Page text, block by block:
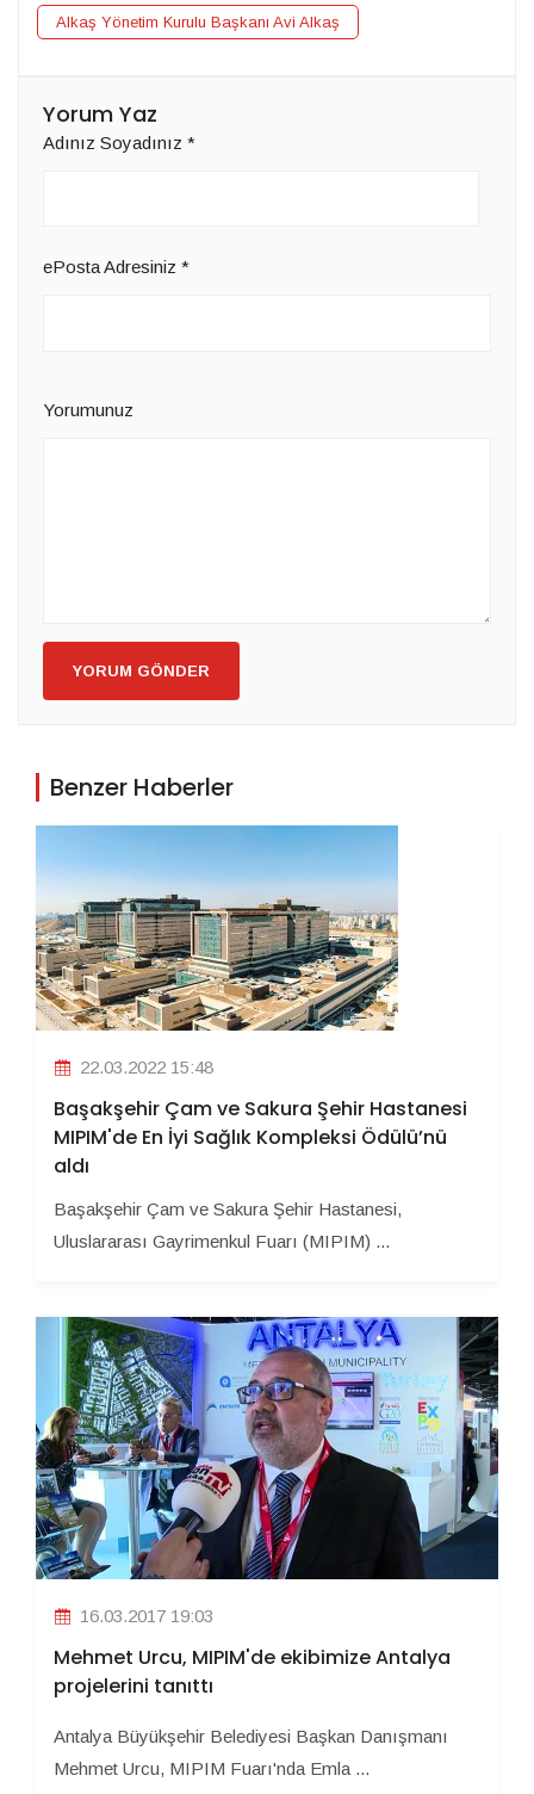
Alkaş Yönetim Kurulu Başkanı Avi Alkaş
Yorum Yaz
Adınız Soyadınız *
ePosta Adresiniz *
Yorumunuz
YORUM GÖNDER
Benzer Haberler
22.03.2022 15:48
Başakşehir Çam ve Sakura Şehir Hastanesi
MIPIM'de En İyi Sağlık Kompleksi Ödülü’nü
aldı
Başakşehir Çam ve Sakura Şehir Hastanesi,
Uluslararası Gayrimenkul Fuarı (MIPIM) ...
16.03.2017 19:03
Mehmet Urcu, MIPIM'de ekibimize Antalya
projelerini tanıttı
Antalya Büyükşehir Belediyesi Başkan Danışmanı
Mehmet Urcu, MIPIM Fuarı'nda Emla ...